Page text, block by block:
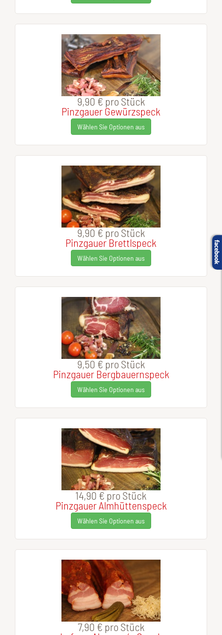
9,90 € pro Stück
Pinzgauer Gewürzspeck
Wählen Sie Optionen aus
9,90 € pro Stück
Pinzgauer Brettlspeck
Wählen Sie Optionen aus
9,50 € pro Stück
Pinzgauer Bergbauernspeck
Wählen Sie Optionen aus
14,90 € pro Stück
Pinzgauer Almhüttenspeck
Wählen Sie Optionen aus
7,90 € pro Stück